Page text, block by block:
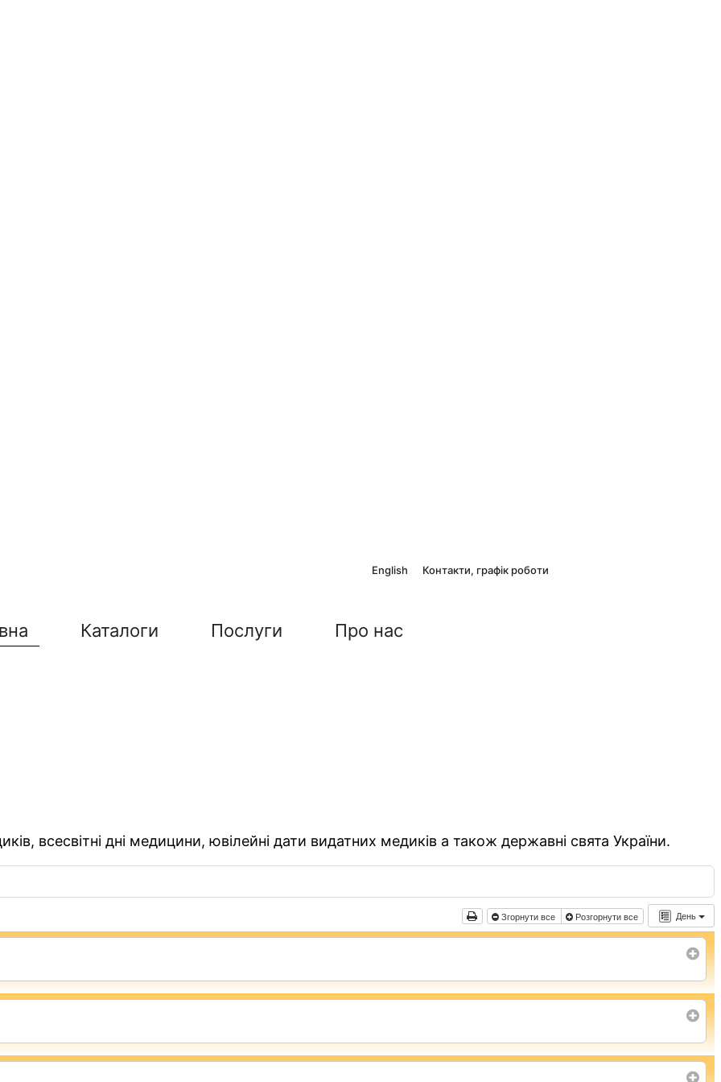
English Контакти, графік роботи
Каталоги Послуги Про нас
всесвітні дні медицини, ювілейні дати видатних медиків а також державні свята України.
День
Згорнути все Розгорнути все